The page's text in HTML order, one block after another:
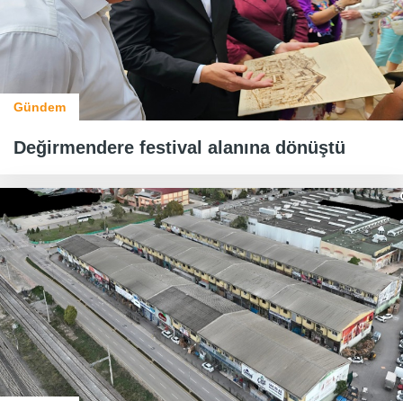
Gündem
Değirmendere festival alanına dönüştü